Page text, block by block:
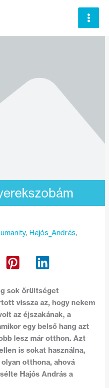
, Hajós_András ,
sok őrültséget
vissza az, hogy nekem
az éjszakának, a
egy belső hang azt
lesz már otthon. Azt
is sokat használna,
otthona, ahová
Hajós András a